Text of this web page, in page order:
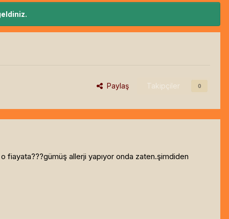
Paylaş Takipçiler 0
fiayata???gümüş allerji yapıyor onda zaten.şimdiden